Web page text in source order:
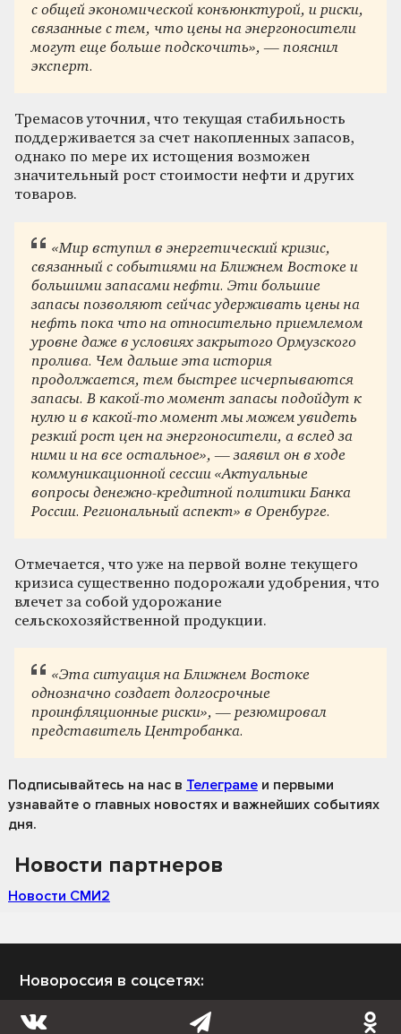
с общей экономической конъюнктурой, и риски,
связанные с тем, что цены на энергоносители
могут еще больше подскочить», — пояснил
эксперт.
Тремасов уточнил, что текущая стабильность
поддерживается за счет накопленных запасов,
однако по мере их истощения возможен
значительный рост стоимости нефти и других
товаров.
«Мир вступил в энергетический кризис,
связанный с событиями на Ближнем Востоке и
большими запасами нефти. Эти большие
запасы позволяют сейчас удерживать цены на
нефть пока что на относительно приемлемом
уровне даже в условиях закрытого Ормузского
пролива. Чем дальше эта история
продолжается, тем быстрее исчерпываются
запасы. В какой-то момент запасы подойдут к
нулю и в какой-то момент мы можем увидеть
резкий рост цен на энергоносители, а вслед за
ними и на все остальное», — заявил он в ходе
коммуникационной сессии «Актуальные
вопросы денежно-кредитной политики Банка
России. Региональный аспект» в Оренбурге.
Отмечается, что уже на первой волне текущего
кризиса существенно подорожали удобрения, что
влечет за собой удорожание
сельскохозяйственной продукции.
«Эта ситуация на Ближнем Востоке
однозначно создает долгосрочные
проинфляционные риски», — резюмировал
представитель Центробанка.
Подписывайтесь на нас в Телеграме и первыми
узнавайте о главных новостях и важнейших событиях
дня.
Новости партнеров
Новости СМИ2
Новороссия в соцсетях: